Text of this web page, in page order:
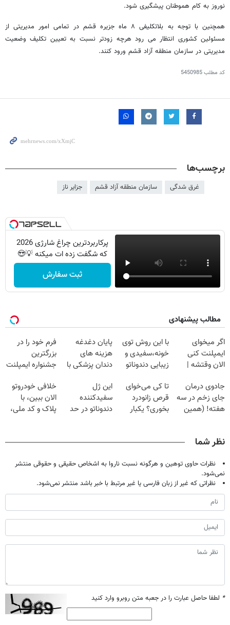
نوروز به کام هموطنان پیشگیری شود.
همچنین با توجه به بلاتکلیفی ۸ ماه جزیره قشم در تمامی امور مدیریتی از
مسئولین کشوری انتظار می رود هرچه زودتر نسبت به تعیین تکلیف وضعیت
مدیریتی در سازمان منطقه آزاد قشم ورود کنند.
کد مطلب5450985
برچسب‌ها
غرق شدگی سازمان منطقه آزاد قشم جزایر ناز
پرکاربردترین چراغ شارژی 2026
که شگفت زده ات میکنه 💡😍
ثبت سفارش
مطالب پیشنهادی
اگر میخوای
ایمپلنت کنی
الان وقتشه |
میلیون تومان!!!
با این روش توی
خونه،سفیدی و
زیبایی دندوناتو
(40%off)
پایان دغدغه
هزینه های
دندان پزشکی با
خانگی
فرم خود را در
بزرگترین
جشنواره ایمپلنت
فقط ۲۵ میلیون
جادوی درمان
جای زخم در سه
هفته! (همین
تا کی می‌خوای
قرص زانودرد
بخوری؟ یکبار
این ژل
سفیدکننده
دندوناتو در حد
(40%تخفیف)
خلافی خودروتو
الان ببین، با
پلاک و کد ملی،
نظر شما
نظرات حاوی توهین و هرگونه نسبت ناروا به اشخاص حقیقی و حقوقی منتشر
نمی‌شود.
نظراتی که غیر از زبان فارسی یا غیر مرتبط با خبر باشد منتشر نمی‌شود.
* لطفا حاصل عبارت را در جعبه متن روبرو وارد کنید